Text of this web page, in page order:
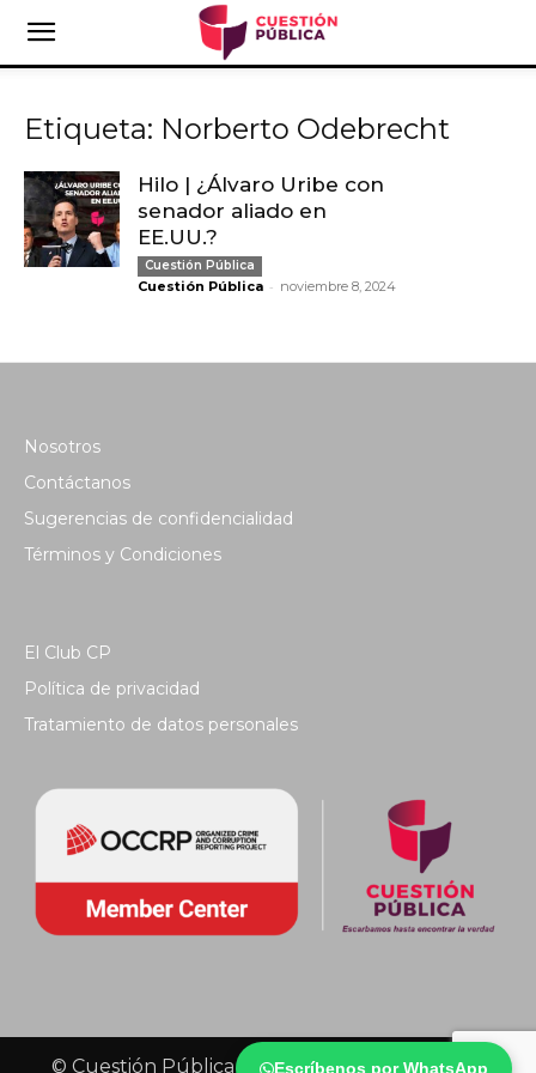
Escríbenos por WhatsApp
Etiqueta: Norberto Odebrecht
Hilo | ¿Álvaro Uribe con
senador aliado en
EE.UU.?
Cuestión Pública
Cuestión Pública - noviembre 8, 2024
Nosotros
Contáctanos
Sugerencias de confidencialidad
Términos y Condiciones
El Club CP
Política de privacidad
Tratamiento de datos personales
© Cuestión Pública 2018 - Todos los derechos